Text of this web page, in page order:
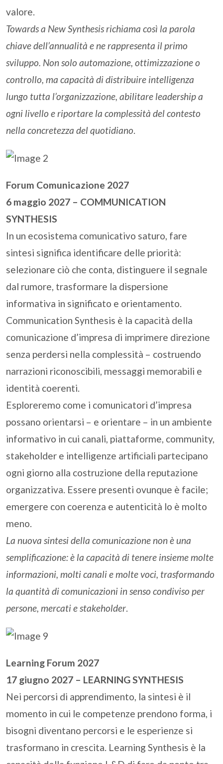
valore.
Towards a New Synthesis richiama così la parola
chiave dell’annualità e ne rappresenta il primo
sviluppo. Non solo automazione, ottimizzazione o
controllo, ma capacità di distribuire intelligenza
lungo tutta l’organizzazione, abilitare leadership a
ogni livello e riportare la complessità del contesto
nella concretezza del quotidiano.
Forum Comunicazione 2027
6 maggio 2027 – COMMUNICATION
SYNTHESIS
In un ecosistema comunicativo saturo, fare
sintesi significa identificare delle priorità:
selezionare ciò che conta, distinguere il segnale
dal rumore, trasformare la dispersione
informativa in significato e orientamento.
Communication Synthesis è la capacità della
comunicazione d’impresa di imprimere direzione
senza perdersi nella complessità – costruendo
narrazioni riconoscibili, messaggi memorabili e
identità coerenti.
Esploreremo come i comunicatori d’impresa
possano orientarsi – e orientare – in un ambiente
informativo in cui canali, piattaforme, community,
stakeholder e intelligenze artificiali partecipano
ogni giorno alla costruzione della reputazione
organizzativa. Essere presenti ovunque è facile;
emergere con coerenza e autenticità lo è molto
meno.
La nuova sintesi della comunicazione non è una
semplificazione: è la capacità di tenere insieme molte
informazioni, molti canali e molte voci, trasformando
la quantità di comunicazioni in senso condiviso per
persone, mercati e stakeholder.
Learning Forum 2027
17 giugno 2027 – LEARNING SYNTHESIS
Nei percorsi di apprendimento, la sintesi è il
momento in cui le competenze prendono forma, i
bisogni diventano percorsi e le esperienze si
trasformano in crescita. Learning Synthesis è la